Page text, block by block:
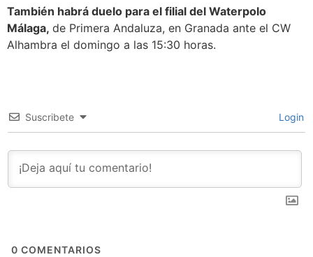
También habrá duelo para el filial del Waterpolo
Málaga, de Primera Andaluza, en Granada ante el CW
Alhambra el domingo a las 15:30 horas.
Suscribete Login
0 COMENTARIOS